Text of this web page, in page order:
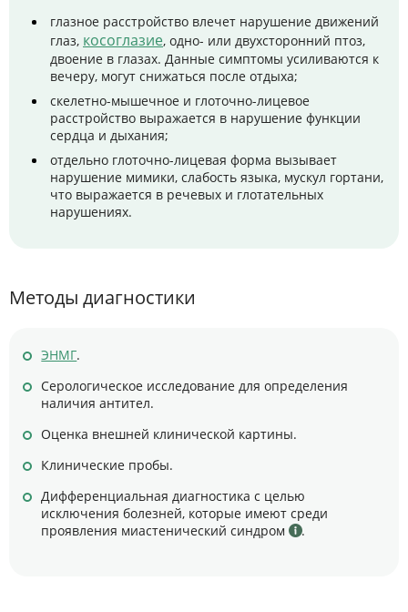
глазное расстройство влечет нарушение движений
глаз, косоглазие, одно- или двухсторонний птоз,
двоение в глазах. Данные симптомы усиливаются к
вечеру, могут снижаться после отдыха;
скелетно-мышечное и глоточно-лицевое
расстройство выражается в нарушение функции
сердца и дыхания;
отдельно глоточно-лицевая форма вызывает
нарушение мимики, слабость языка, мускул гортани,
что выражается в речевых и глотательных
нарушениях.
Методы диагностики
ЭНМГ.
Серологическое исследование для определения
наличия антител.
Оценка внешней клинической картины.
Клинические пробы.
Дифференциальная диагностика с целью
исключения болезней, которые имеют среди
проявления миастенический синдром
.